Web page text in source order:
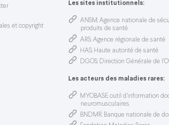
et copyright
Les sites institutionnels:
ANSM: Agence nationale de
produits de santé
ARS: Agence régionale de santé
HAS: Haute autorité de santé
DGOS: Direction Générale de
Les acteurs des maladies rares:
MYOBASE: outil d'information
neuromusculaires
BNDMR: Banque nationale de